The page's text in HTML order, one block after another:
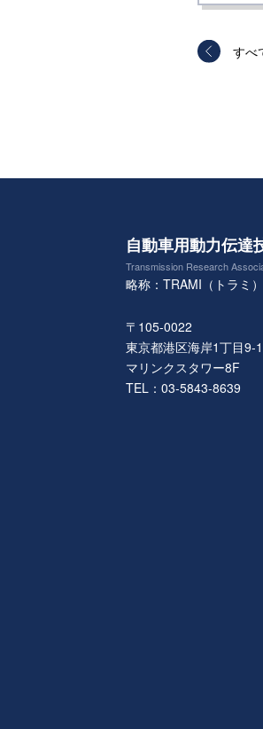
すべ
自動車用動力伝達
Transmission Research
略称：TRAMI（トラミ）
〒105-0022
東京都港区海岸1丁目9-
マリンクスタワー8F
TEL：03-5843-8639